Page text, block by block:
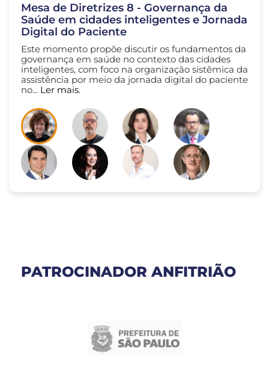
Mesa de Diretrizes 8 - Governança da
Saúde em cidades inteligentes e Jornada
Digital do Paciente
Este momento propõe discutir os fundamentos da
governança em saúde no contexto das cidades
inteligentes, com foco na organização sistêmica da
assistência por meio da jornada digital do paciente
no... Ler mais.
PATROCINADOR ANFITRIÃO